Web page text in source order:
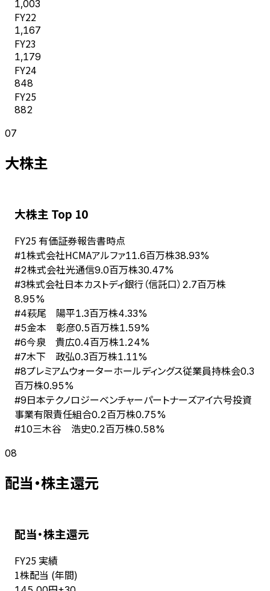
1,003
FY22
1,167
FY23
1,179
FY24
848
FY25
882
07
大株主
大株主 Top 10
FY25 有価証券報告書時点
#1株式会社HCMAアルファ11.6百万株38.93%
#2株式会社光通信9.0百万株30.47%
#3株式会社日本カストディ銀行（信託口） 2.7百万株
8.95%
#4萩尾 陽平1.3百万株4.33%
#5金本 彰彦0.5百万株1.59%
#6今泉 貴広0.4百万株1.24%
#7木下 政弘0.3百万株1.11%
#8プレミアムウォーターホールディングス従業員持株会0.3
百万株0.95%
#9日本テクノロジーベンチャーパートナーズアイ六号投資
事業有限責任組合0.2百万株0.75%
#10三木谷 浩史0.2百万株0.58%
08
配当・株主還元
配当・株主還元
FY25 実績
1株配当 (年間)